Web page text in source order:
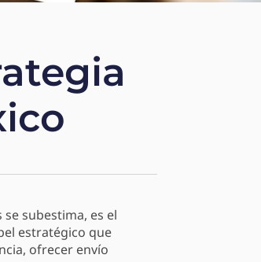
subestima, es el
estratégico que
ofrecer envío